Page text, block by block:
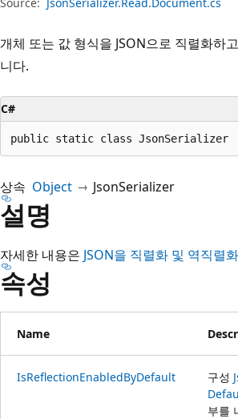
개체 또는 값 형식을 JSON으로 직렬화하
니다.
C#
public static class JsonSerializer
상속 Object JsonSerializer
설명
자세한 내용은 JSON을 직렬화 및 역직렬
속성
Name
IsReflectionEnabledByDefault 구성
부를